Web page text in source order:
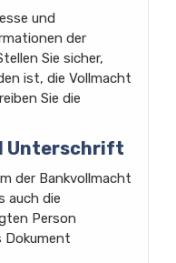
und
der
Sie sicher,
ist, die Vollmacht
Sie die
Unterschrift
der Bankvollmacht
auch die
Person
Dokument